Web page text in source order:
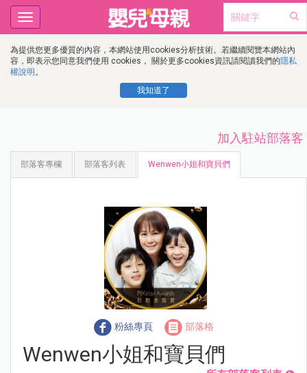
為提供您更多優質的內容，本網站使用cookies分析技術。若繼續閱覽本網站內
容，即表示您同意我們使用 cookies， 關於更多cookies資訊請閱讀我們的隱私
權說明 。
我知道了
Toggle
navigation
加入駐站部落客
部落客專欄 部落客列表 Wenwen小姐和寶貝們
粉絲專頁 部落格
Wenwen小姐和寶貝們